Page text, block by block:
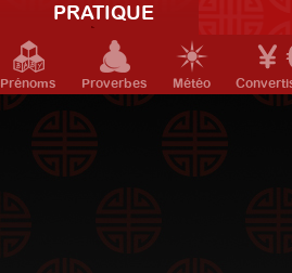
PRATIQUE
Prénoms Proverbes Météo